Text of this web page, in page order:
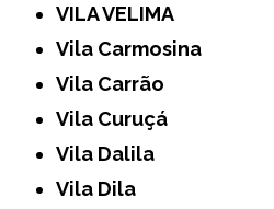
VILA VELIMA
Vila Carmosina
Vila Carrão
Vila Curuçá
Vila Dalila
Vila Dila